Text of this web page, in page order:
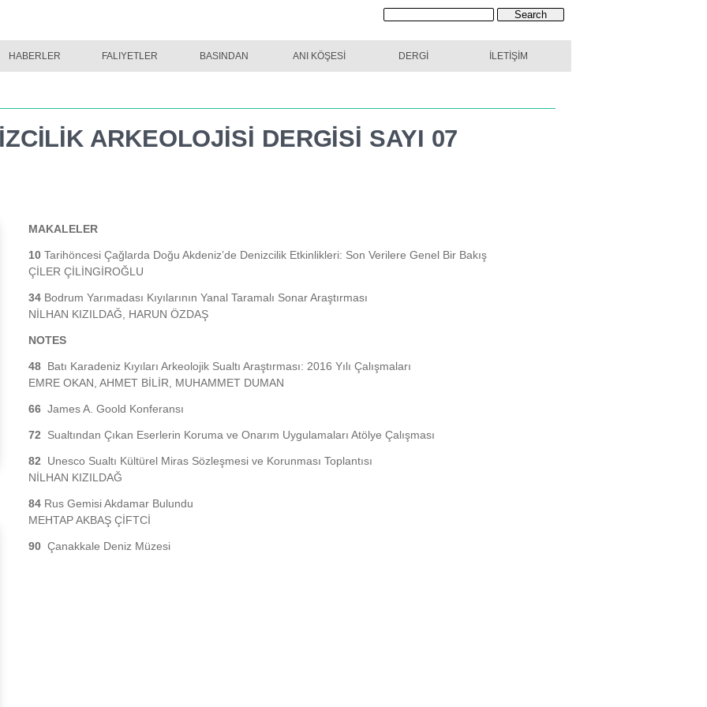
TINA DERGI SAYI 02 TINA DERGI SAYI 03 TINA DERGI SAYI 04 TINA DERGI SAYI 05
HABERLER FALIYETLER BASINDAN ANI KÖŞESİ DERGİ İLETİŞİM
ARKEOLOJİSİ DERGİSİ SAYI 07
MAKALELER
10 Tarihöncesi Çağlarda Doğu Akdeniz’de Denizcilik Etkinlikleri: Son Verilere Genel Bir Bakış
ÇİLER ÇİLİNGİROĞLU
34 Bodrum Yarımadası Kıyılarının Yanal Taramalı Sonar Araştırması
NİLHAN KIZILDAĞ, HARUN ÖZDAŞ
NOTES
48 Batı Karadeniz Kıyıları Arkeolojik Sualtı Araştırması: 2016 Yılı Çalışmaları
EMRE OKAN, AHMET BİLİR, MUHAMMET DUMAN
66 James A. Goold Konferansı
72 Sualtından Çıkan Eserlerin Koruma ve Onarım Uygulamaları Atölye Çalışması
82 Unesco Sualtı Kültürel Miras Sözleşmesi ve Korunması Toplantısı
NİLHAN KIZILDAĞ
84 Rus Gemisi Akdamar Bulundu
MEHTAP AKBAŞ ÇİFTCİ
90 Çanakkale Deniz Müzesi